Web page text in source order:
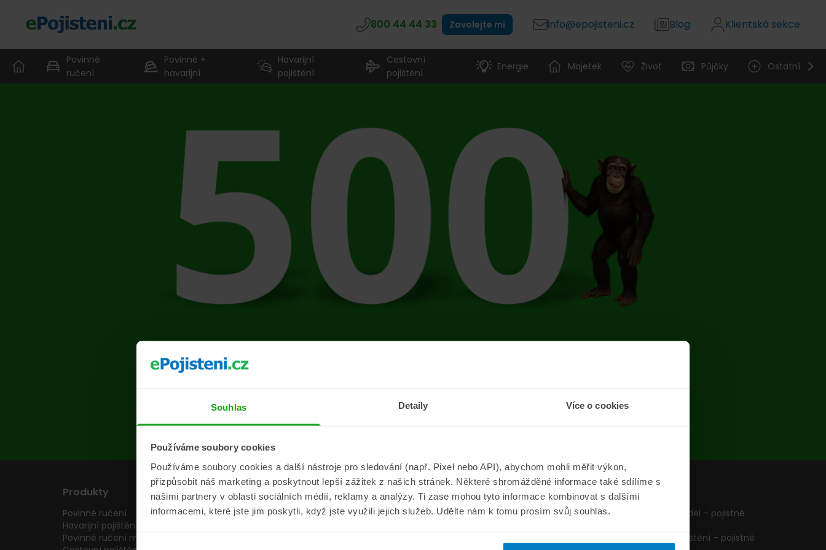
Souhlas Detaily Více o cookies
Používáme soubory cookies
Používáme soubory cookies a další nástroje pro sledování (např. Pixel nebo API), abychom mohli měřit výkon,
přizpůsobit náš marketing a poskytnout lepší zážitek z našich stránek. Některé shromážděné informace také sdílíme s
našimi partnery v oblasti sociálních médií, reklamy a analýzy. Ti zase mohou tyto informace kombinovat s dalšími
informacemi, které jste jim poskytli, když jste využili jejich služeb. Udělte nám k tomu prosím svůj souhlas.
800 44 44 33 Zavolejte mi info@epojisteni.cz Blog Klientská sekce
Povinné
ručení
Povinné +
havarijní
Havarijní
pojištění
Cestovní
pojištění
Energie Majetek Život Půjčky Ostatní
Na stránce se vyskytla chyba
Přejít na úvodní stránku
Produkty
Povinné ručení
Havarijní pojištění
Povinné ručení motocyklu
Pojišťovny
Pojišťovny
Informace
Aktuality
ePojisteni.cz
O nás
Formuláře
Pojištění vozidel – pojistné
Cestovní pojištění – pojistné